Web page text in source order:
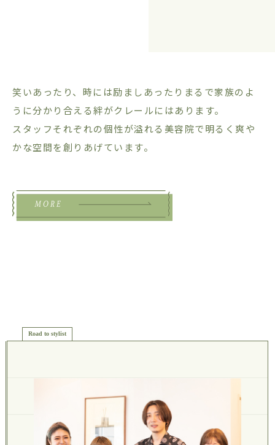
笑いあったり、時には励ましあったり まるで家族のよ
うに分かり合える絆がクレールにはあります。
スタッフそれぞれの個性が溢れる美容院で明るく爽や
かな空間を創りあげています。
Road to stylist